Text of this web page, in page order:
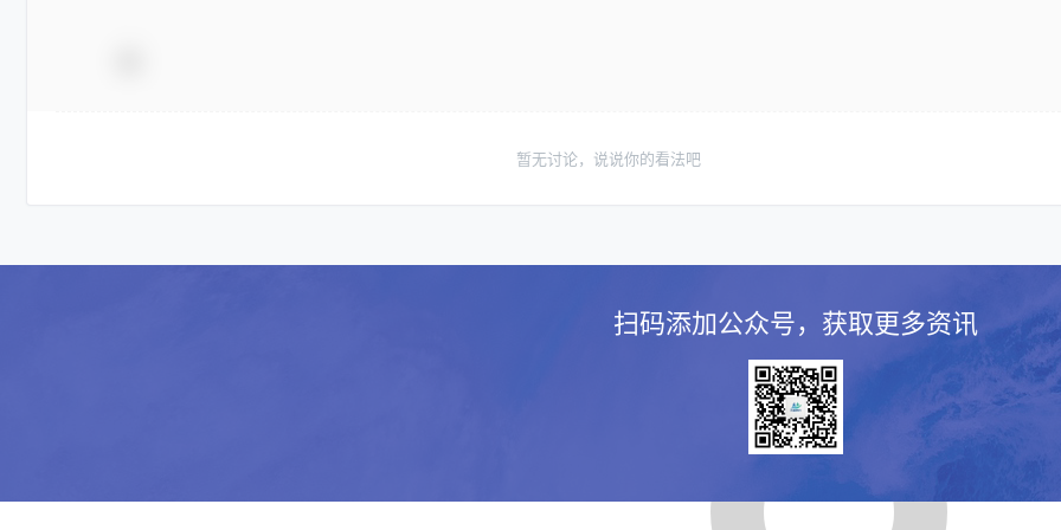
暂无讨论，说说你的看法吧
扫码添加公众号，获取更多资讯